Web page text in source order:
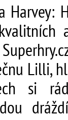
Harvey:
Lilli,
si